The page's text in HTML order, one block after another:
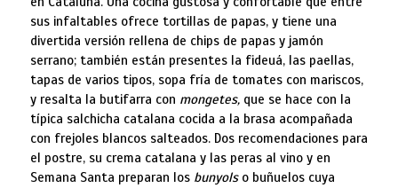
sus infaltables ofrece tortillas de papas, y tiene una
divertida versión rellena de chips de papas y jamón
serrano; también están presentes la fideuá, las paellas,
tapas de varios tipos, sopa fría de tomates con mariscos,
y resalta la butifarra con mongetes, que se hace con la
típica salchicha catalana cocida a la brasa acompañada
con frejoles blancos salteados. Dos recomendaciones para
el postre, su crema catalana y las peras al vino y en
Semana Santa preparan los bunyolso buñuelos cuya